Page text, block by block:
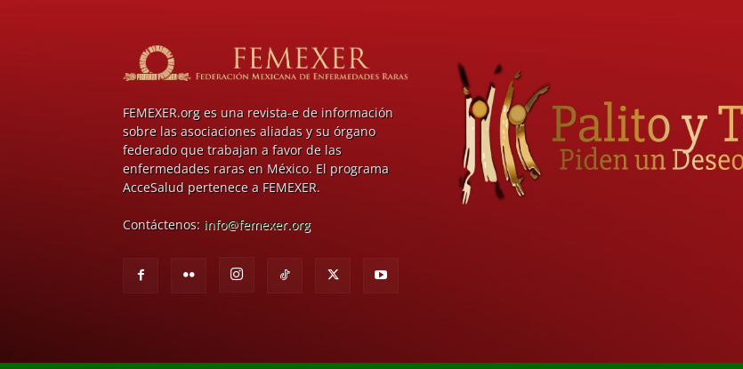
FEMEXER.org es una revista-e de información
sobre las asociaciones aliadas y su órgano
federado que trabajan a favor de las
enfermedades raras en México. El programa
AcceSalud pertenece a FEMEXER.
Contáctenos: info@femexer.org